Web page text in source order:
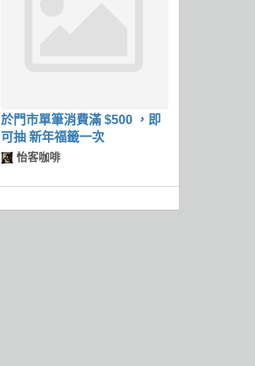
於門市單筆消費滿 $500 ，即
可抽 新年福籤一次
怡客咖啡